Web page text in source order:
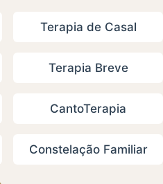
Terapia de Casal
Terapia Breve
CantoTerapia
Constelação Familiar